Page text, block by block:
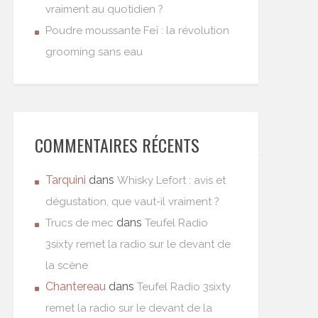
vraiment au quotidien ?
Poudre moussante Feï : la révolution
grooming sans eau
COMMENTAIRES RÉCENTS
Tarquini dans Whisky Lefort : avis et
dégustation, que vaut-il vraiment ?
Trucs de mec dans Teufel Radio
3sixty remet la radio sur le devant de
la scène
Chantereau dans Teufel Radio 3sixty
remet la radio sur le devant de la